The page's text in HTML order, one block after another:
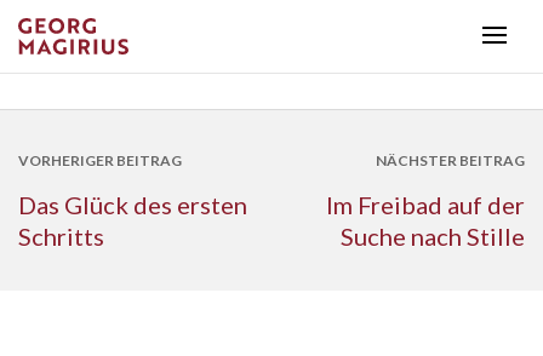
VORHERIGER BEITRAG
Das Glück des ersten
Schritts
NÄCHSTER BEITRAG
Im Freibad auf der
Suche nach Stille